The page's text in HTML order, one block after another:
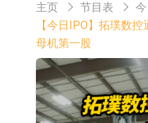
团
统工程股权
地纬智能
PCB、电
链一站式
工信部：鼓
重组整合
工信部：
主页 节目表
【今日IPO】拓璞数
母机第一股